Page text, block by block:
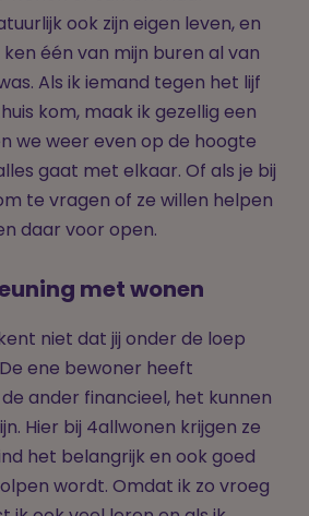
ook zijn eigen leven, en
één van mijn buren al van
Als ik iemand tegen het lijf
kom, maak ik gezellig een
we weer even op de hoogte
gaat met elkaar. Of als je bij
te vragen of ze willen helpen
daar voor open.
met wonen
niet dat jij onder de loep
ene bewoner heeft
ander financieel, het kunnen
Hier bij 4allwonen krijgen ze
het belangrijk en ook goed
wordt. Omdat ik zo vroeg